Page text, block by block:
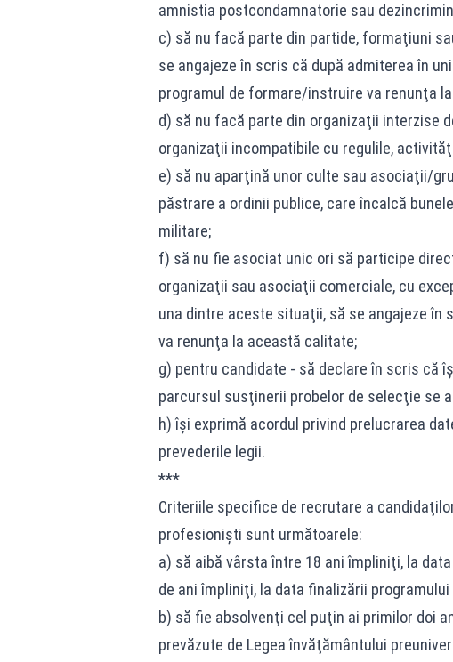
amnistia postcondamnatorie sau
c) să nu facă parte din partide, formaţiuni
se angajeze în scris că după admiterea în
programul de formare/instruire va renunţa
d) să nu facă parte din organizaţii interzise
organizaţii incompatibile cu regulile,
e) să nu aparţină unor culte sau asociaţii/
păstrare a ordinii publice, care încalcă
militare;
f) să nu fie asociat unic ori să participe
organizaţii sau asociaţii comerciale, cu
una dintre aceste situaţii, să se angajeze în
va renunţa la această calitate;
g) pentru candidate - să declare în scris că
parcursul susţinerii probelor de selecţie se
h) îşi exprimă acordul privind prelucrarea
prevederile legii.
***
Criteriile specifice de recrutare a
profesionişti sunt următoarele:
a) să aibă vârsta între 18 ani împliniţi, la
de ani împliniţi, la data finalizării
b) să fie absolvenţi cel puţin ai primilor doi
prevăzute de Legea învăţământului